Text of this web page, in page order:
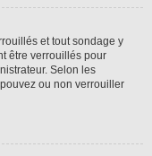
et tout sondage y
être verrouillés pour
Selon les
ou non verrouiller